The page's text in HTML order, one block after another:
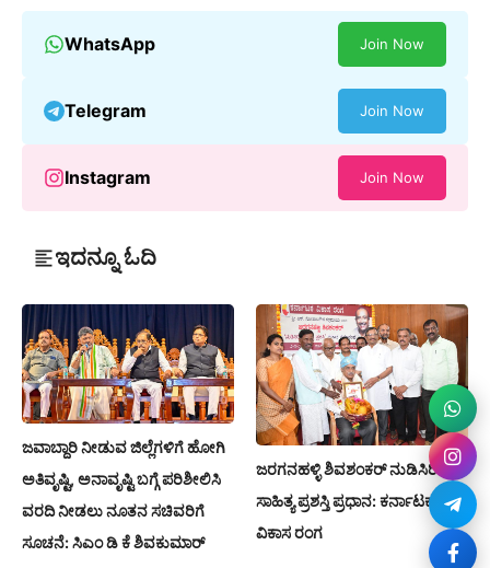
WhatsApp Join Now
Telegram Join Now
Instagram Join Now
ಇದನ್ನೂ ಓದಿ
ಜವಾಬ್ದಾರಿ ನೀಡುವ ಜಿಲ್ಲೆಗಳಿಗೆ ಹೋಗಿ
ಅತಿವೃಷ್ಟಿ, ಅನಾವೃಷ್ಟಿ ಬಗ್ಗೆ ಪರಿಶೀಲಿಸಿ
ವರದಿ ನೀಡಲು ನೂತನ ಸಚಿವರಿಗೆ
ಸೂಚನೆ: ಸಿಎಂ ಡಿ ಕೆ ಶಿವಕುಮಾರ್
ಜರಗನಹಳ್ಳಿ ಶಿವಶಂಕರ್ ನುಡಿಸಿರಿ
ಸಾಹಿತ್ಯ ಪ್ರಶಸ್ತಿ ಪ್ರಧಾನ: ಕರ್ನಾಟಕ
ವಿಕಾಸ ರಂಗ